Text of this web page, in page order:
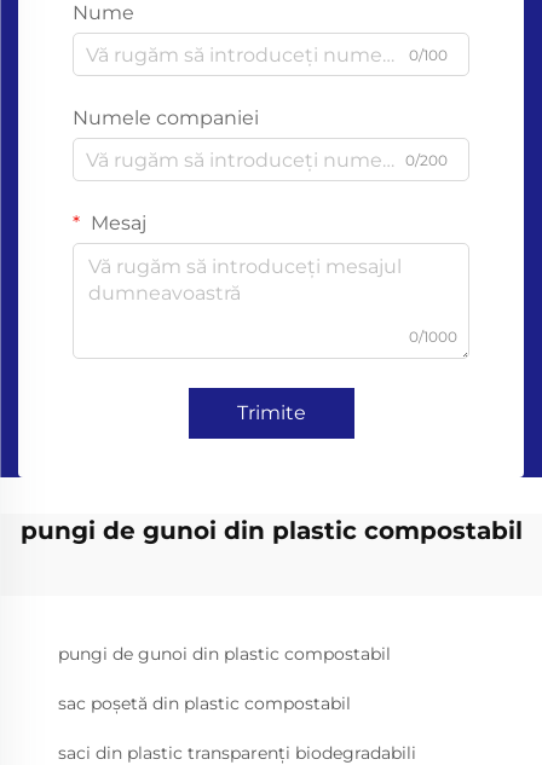
Nume
0/100
Numele companiei
0/200
Mesaj
0/1000
Trimite
pungi de gunoi din plastic compostabil
pungi de gunoi din plastic compostabil
sac poșetă din plastic compostabil
saci din plastic transparenți biodegradabili